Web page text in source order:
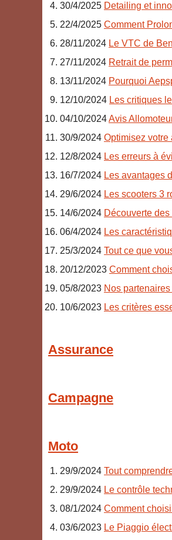
30/4/2025 Detailing et
22/4/2025 Comment
28/11/2024 Le VTC de
27/11/2024 Retrait de
13/11/2024 Pourquoi
12/10/2024 Les critiques
04/10/2024Avis
30/9/2024 Optimisez votre
12/8/2024 Les erreurs à
16/7/2024 Les avantages
29/6/2024 Les scooters 3
14/6/2024 Découverte
06/4/2024 Les
25/3/2024 Tout ce que
20/12/2023 Comment
05/8/2023 Nos
10/6/2023 Les critères
Assurance
Campagne
Moto
29/9/2024 Tout
29/9/2024 Le contrôle
08/1/2024 Comment
03/6/2023 Le Piaggio